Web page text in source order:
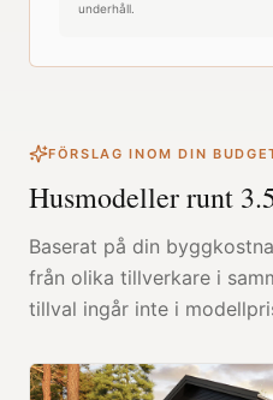
underhåll.
FÖRSLAG INOM DIN
Husmodeller runt
Baserat på din
från olika tillverkare i
tillval ingår inte i